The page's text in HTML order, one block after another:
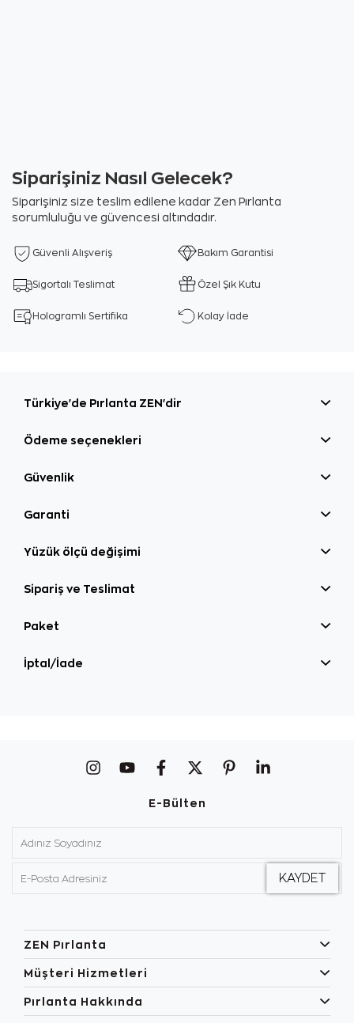
Siparişiniz Nasıl Gelecek?
Siparişiniz size teslim edilene kadar Zen Pırlanta
sorumluluğu ve güvencesi altındadır.
Güvenli Alışveriş Bakım Garantisi
Sigortalı Teslimat Özel Şık Kutu
Hologramlı Sertifika Kolay İade
Türkiye'de Pırlanta ZEN'dir
Ödeme seçenekleri
Güvenlik
Garanti
Yüzük ölçü değişimi
Sipariş ve Teslimat
Paket
İptal/İade
E-Bülten
ZEN Pırlanta
Müşteri Hizmetleri
Pırlanta Hakkında